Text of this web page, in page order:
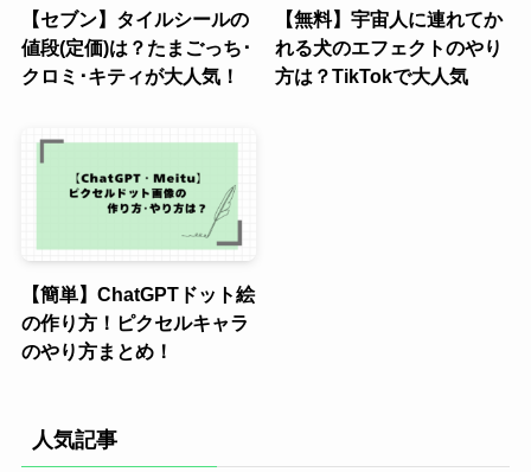
【セブン】タイルシールの
値段(定価)は？たまごっち･
クロミ･キティが大人気！
【無料】宇宙人に連れてか
れる犬のエフェクトのやり
方は？TikTokで大人気
【簡単】ChatGPTドット絵
の作り方！ピクセルキャラ
のやり方まとめ！
人気記事